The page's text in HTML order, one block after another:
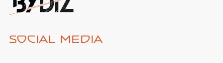
Social media